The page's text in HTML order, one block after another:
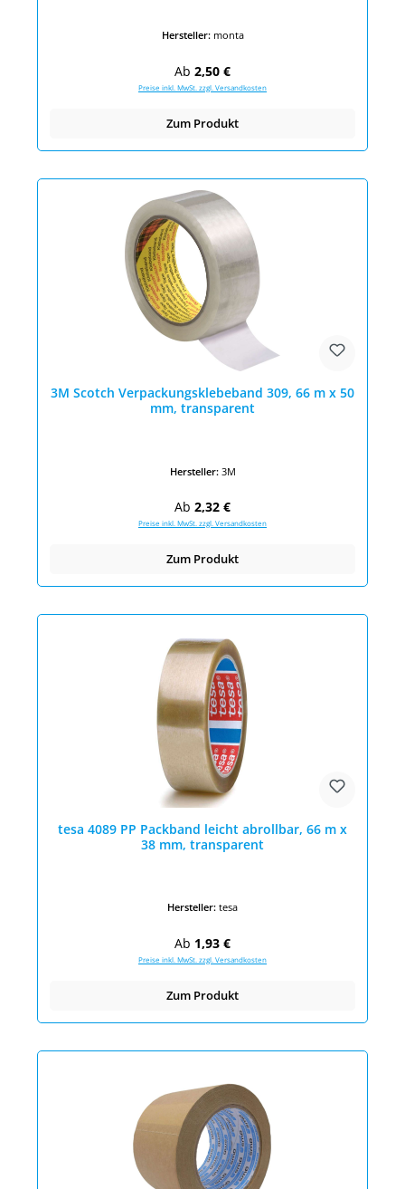
Hersteller: monta
Regulärer Preis:
Ab 2,50 €
Preise inkl. MwSt. zzgl. Versandkosten
Zum Produkt
3M Scotch Verpackungsklebeband 309, 66 m x 50
mm, transparent
Hersteller: 3M
Regulärer Preis:
Ab 2,32 €
Preise inkl. MwSt. zzgl. Versandkosten
Zum Produkt
tesa 4089 PP Packband leicht abrollbar, 66 m x
38 mm, transparent
Hersteller: tesa
Regulärer Preis:
Ab 1,93 €
Preise inkl. MwSt. zzgl. Versandkosten
Zum Produkt